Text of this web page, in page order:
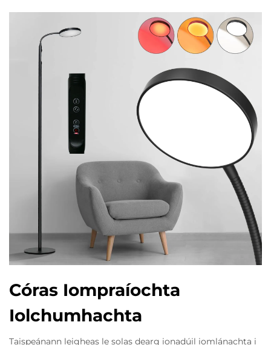
Córas Iompraíochta
Iolchumhachta
Taispeánann leigheas le solas dearg ionadúil iomlánachta i